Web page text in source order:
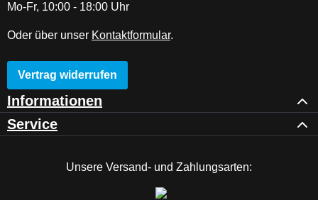
Mo-Fr, 10:00 - 18:00 Uhr
Oder über unser Kontaktformular.
Vertrag widerrufen
Informationen
Service
Unsere Versand- und Zahlungsarten: